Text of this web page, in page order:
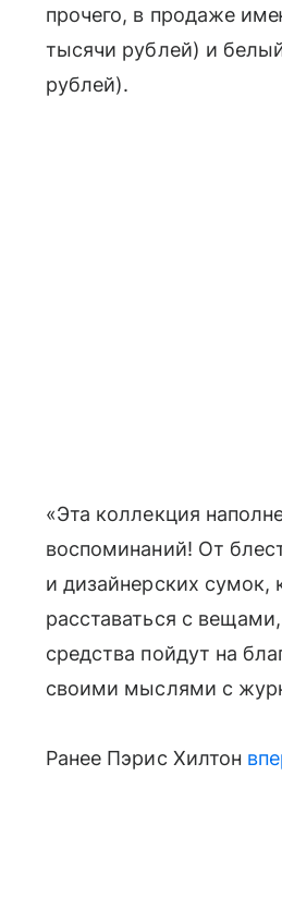
прочего, в продаже
тысячи рублей) и
рублей).
«Эта коллекция
воспоминаний! От
и дизайнерских сумок,
расставаться с
средства пойдут на
своими мыслями с
Ранее Пэрис Хилтон